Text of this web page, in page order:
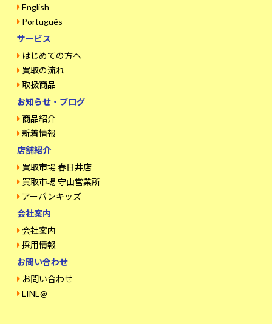
English
Português
サービス
はじめての方へ
買取の流れ
取扱商品
お知らせ・ブログ
商品紹介
新着情報
店舗紹介
買取市場 春日井店
買取市場 守山営業所
アーバンキッズ
会社案内
会社案内
採用情報
お問い合わせ
お問い合わせ
LINE@